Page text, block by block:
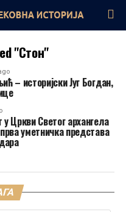
"Стон"
– историјски Југ Богдан,
Цркви Светог архангела
уметничка представа